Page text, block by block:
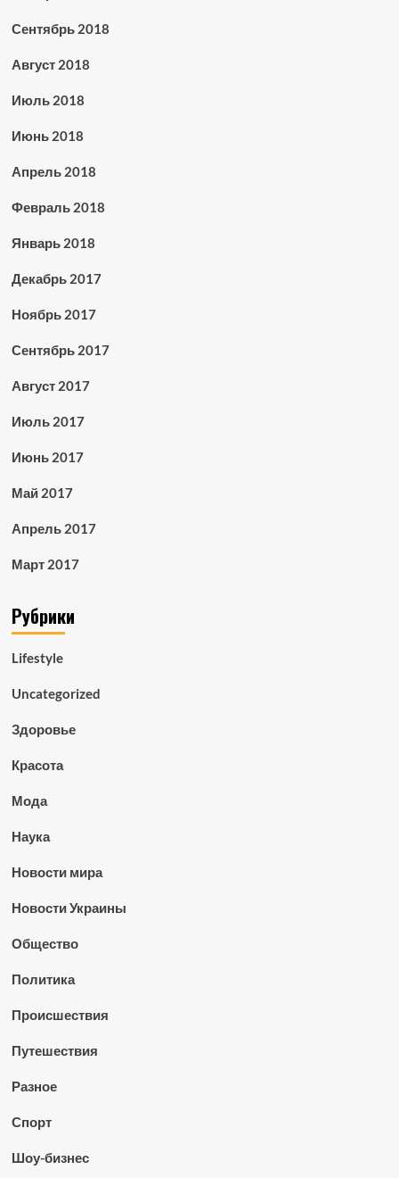
Сентябрь 2018
Август 2018
Июль 2018
Июнь 2018
Апрель 2018
Февраль 2018
Январь 2018
Декабрь 2017
Ноябрь 2017
Сентябрь 2017
Август 2017
Июль 2017
Июнь 2017
Май 2017
Апрель 2017
Март 2017
Рубрики
Lifestyle
Uncategorized
Здоровье
Красота
Мода
Наука
Новости мира
Новости Украины
Общество
Политика
Происшествия
Путешествия
Разное
Спорт
Шоу-бизнес